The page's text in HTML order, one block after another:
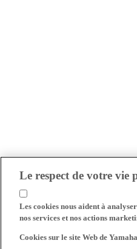
Le respect de votre vie
Les cookies nous aident à
nos services et nos actions
Cookies sur le site Web de